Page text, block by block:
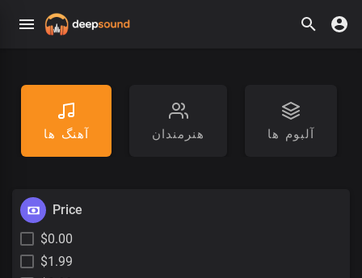
آهنگ ها هنرمندان آلبوم ها
Price
$0.00
$1.99